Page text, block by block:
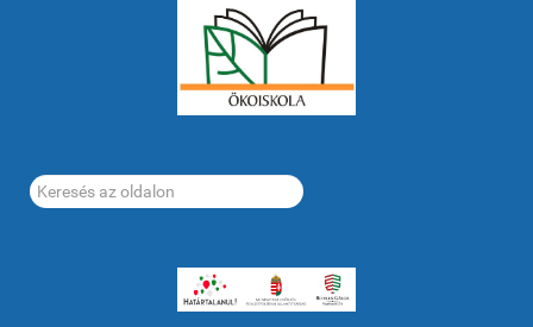
Keresés...